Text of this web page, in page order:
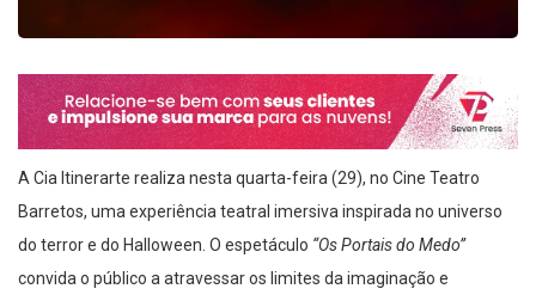
A Cia Itinerarte realiza nesta quarta-feira (29), no Cine Teatro
Barretos, uma experiência teatral imersiva inspirada no universo
do terror e do Halloween. O espetáculo “Os Portais do Medo”
convida o público a atravessar os limites da imaginação e